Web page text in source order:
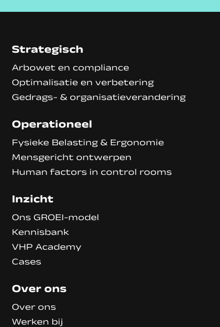
Strategisch
Arbowet en compliance
Optimalisatie en verbetering
Gedrags- & organisatieverandering
Operationeel
Fysieke Belasting & Ergonomie
Mensgericht ontwerpen
Human factors in control rooms
Inzicht
Ons GROEI-model
Kennisbank
VHP Academy
Cases
Over ons
Over ons
Werken bij